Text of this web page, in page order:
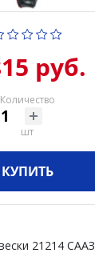
руб.
Количество
шт
КУПИТЬ
21214 СААЗ